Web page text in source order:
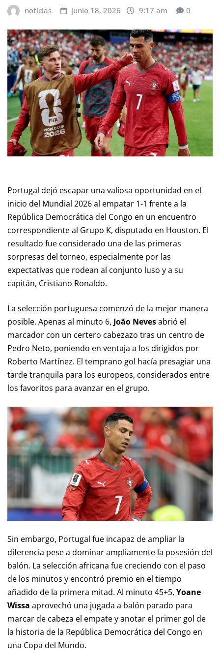
noticias junio 18, 2026 9:17 am 0
Portugal dejó escapar una valiosa oportunidad en el
inicio del Mundial 2026 al empatar 1-1 frente a la
República Democrática del Congo en un encuentro
correspondiente al Grupo K, disputado en Houston. El
resultado fue considerado una de las primeras
sorpresas del torneo, especialmente por las
expectativas que rodean al conjunto luso y a su
capitán, Cristiano Ronaldo.
La selección portuguesa comenzó de la mejor manera
posible. Apenas al minuto 6, João Nevesabrió el
marcador con un certero cabezazo tras un centro de
Pedro Neto, poniendo en ventaja a los dirigidos por
Roberto Martínez. El temprano gol hacía presagiar una
tarde tranquila para los europeos, considerados entre
los favoritos para avanzar en el grupo.
Sin embargo, Portugal fue incapaz de ampliar la
diferencia pese a dominar ampliamente la posesión del
balón. La selección africana fue creciendo con el paso
de los minutos y encontró premio en el tiempo
añadido de la primera mitad. Al minuto 45+5, Yoane
Wissa aprovechó una jugada a balón parado para
marcar de cabeza el empate y anotar el primer gol de
la historia de la República Democrática del Congo en
una Copa del Mundo.